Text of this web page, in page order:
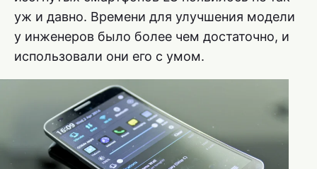
уж и давно. Времени для улучшения модели
у инженеров было более чем достаточно, и
использовали они его с умом.